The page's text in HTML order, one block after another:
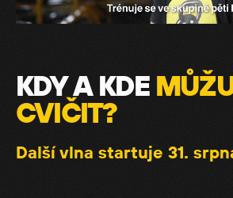
KDY A KDE
CVIČIT?
Další vlna startuje 31.